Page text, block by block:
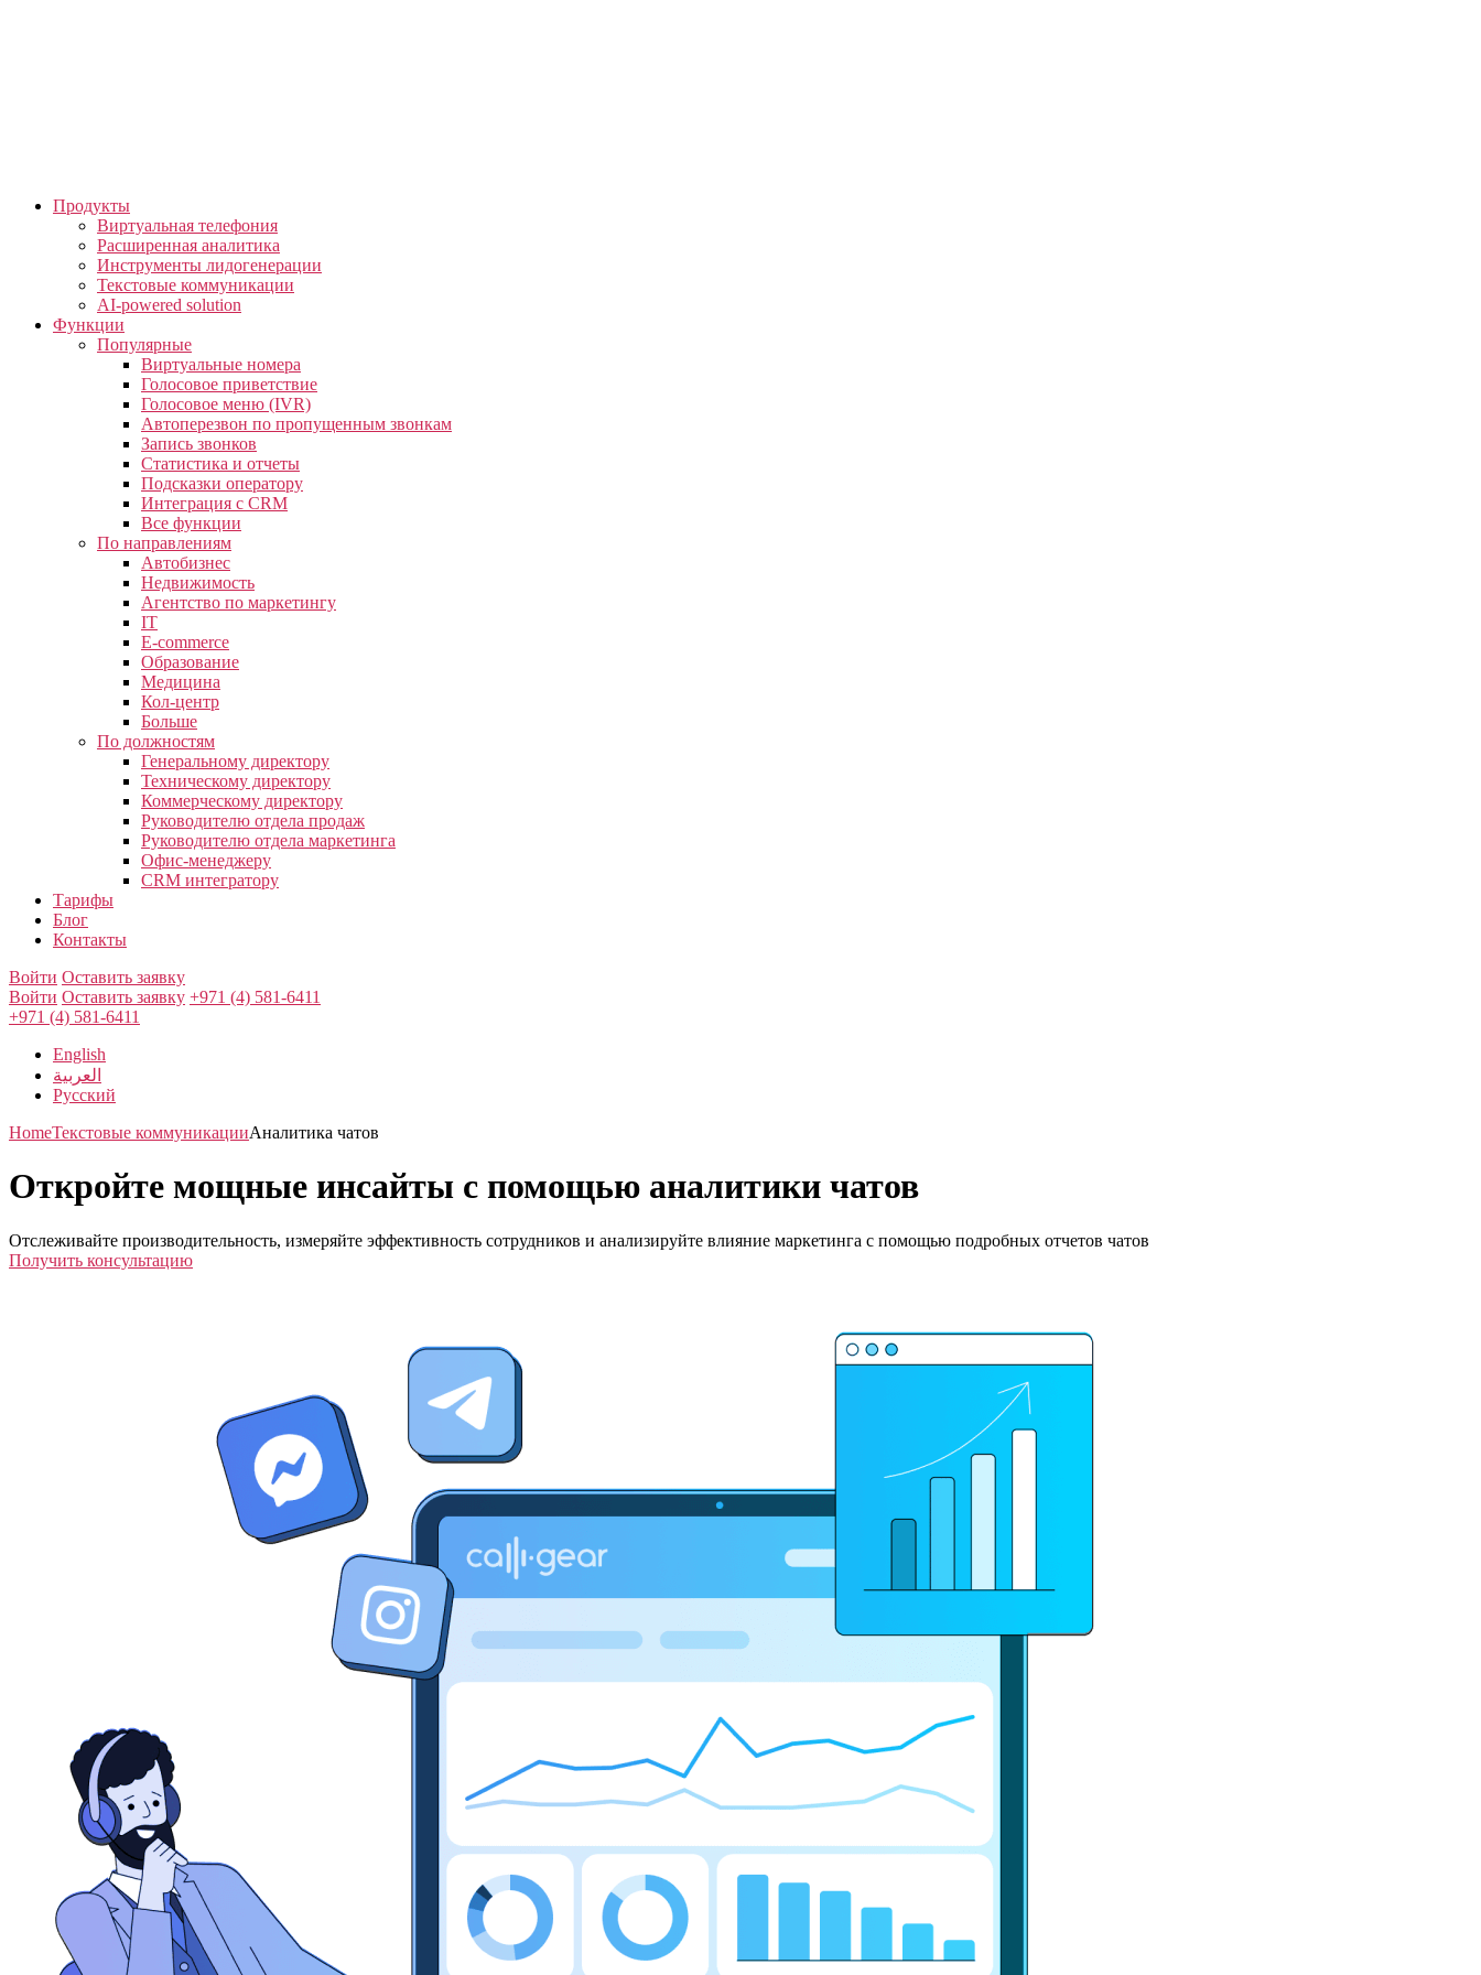
Продукты
Виртуальная телефония
Расширенная аналитика
Инструменты лидогенерации
Текстовые коммуникации
AI-powered solution
Функции
Популярные
Виртуальные номера
Голосовое приветствие
Голосовое меню (IVR)
Автоперезвон по пропущенным звонкам
Запись звонков
Статистика и отчеты
Подсказки оператору
Интеграция с CRM
Все функции
По направлениям
Автобизнес
Недвижимость
Агентство по маркетингу
IT
E-commerce
Образование
Медицина
Кол-центр
Больше
По должностям
Генеральному директору
Техническому директору
Коммерческому директору
Руководителю отдела продаж
Руководителю отдела маркетинга
Офис-менеджеру
CRM интегратору
Тарифы
Блог
Контакты
Войти Оставить заявку
Войти Оставить заявку +971 (4) 581-6411
+971 (4) 581-6411
English
العربية
Русский
HomeТекстовые коммуникацииАналитика чатов
Откройте мощные инсайты с помощью аналитики чатов
Отслеживайте производительность, измеряйте эффективность сотрудников и анализируйте влияние маркетинга с помощью подробных отчетов чатов
Получить консультацию